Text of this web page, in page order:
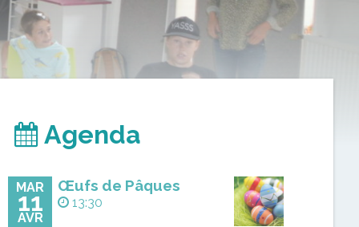
Agenda
MAR
11
AVR
Œufs de Pâques
13:30